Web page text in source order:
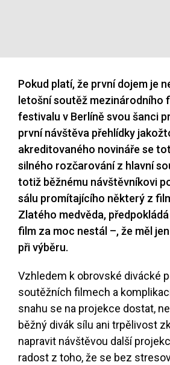
Pokud platí, že první dojem je
letošní soutěž mezinárodního
festivalu v Berlíně svou šanci
první návštěva přehlídky
akreditovaného novináře se
silného rozčarování z hlavní
totiž běžnému návštěvníkovi
sálu promítajícího některý z
Zlatého medvěda,
film za moc nestál –, že měl
při výběru.
Vzhledem k obrovské divácké
soutěžních filmech a
snahu se na projekce dostat,
běžný divák sílu ani trpělivost
napravit návštěvou další
radost z toho, že se bez